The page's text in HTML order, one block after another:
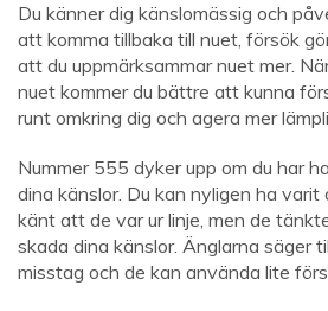
Du känner dig känslomässig och
att komma tillbaka till nuet, försök
att du uppmärksammar nuet mer.
nuet kommer du bättre att kunna
runt omkring dig och agera mer
Nummer 555 dyker upp om du har
dina känslor. Du kan nyligen ha varit
känt att de var ur linje, men de
skada dina känslor. Änglarna säger
misstag och de kan använda lite